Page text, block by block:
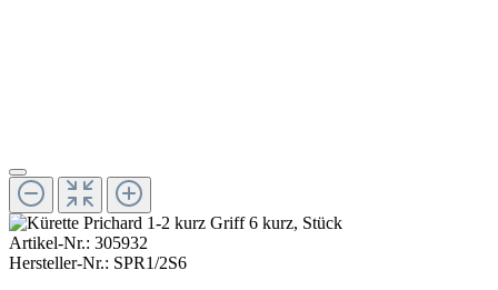
Artikel-Nr.: 305932
Hersteller-Nr.: SPR1/2S6